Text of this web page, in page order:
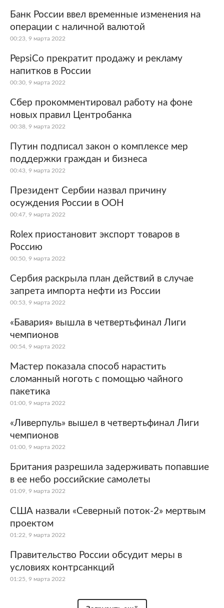
Банк России ввел временные изменения на
операции с наличной валютой
00:23, 9 марта 2022
PepsiCo прекратит продажу и рекламу
напитков в России
00:30, 9 марта 2022
Сбер прокомментировал работу на фоне
новых правил Центробанка
00:38, 9 марта 2022
Путин подписал закон о комплексе мер
поддержки граждан и бизнеса
00:43, 9 марта 2022
Президент Сербии назвал причину
осуждения России в ООН
00:47, 9 марта 2022
Rolex приостановит экспорт товаров в
Россию
00:50, 9 марта 2022
Сербия раскрыла план действий в случае
запрета импорта нефти из России
00:53, 9 марта 2022
«Бавария» вышла в четвертьфинал Лиги
чемпионов
00:54, 9 марта 2022
Мастер показала способ нарастить
сломанный ноготь с помощью чайного
пакетика
01:00, 9 марта 2022
«Ливерпуль» вышел в четвертьфинал Лиги
чемпионов
01:00, 9 марта 2022
Британия разрешила задерживать попавшие
в ее небо российские самолеты
01:09, 9 марта 2022
США назвали «Северный поток-2» мертвым
проектом
01:22, 9 марта 2022
Правительство России обсудит меры в
условиях контрсанкций
01:25, 9 марта 2022